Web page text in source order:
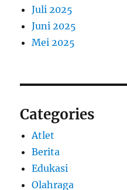
Juli 2025
Juni 2025
Mei 2025
Categories
Atlet
Berita
Edukasi
Olahraga